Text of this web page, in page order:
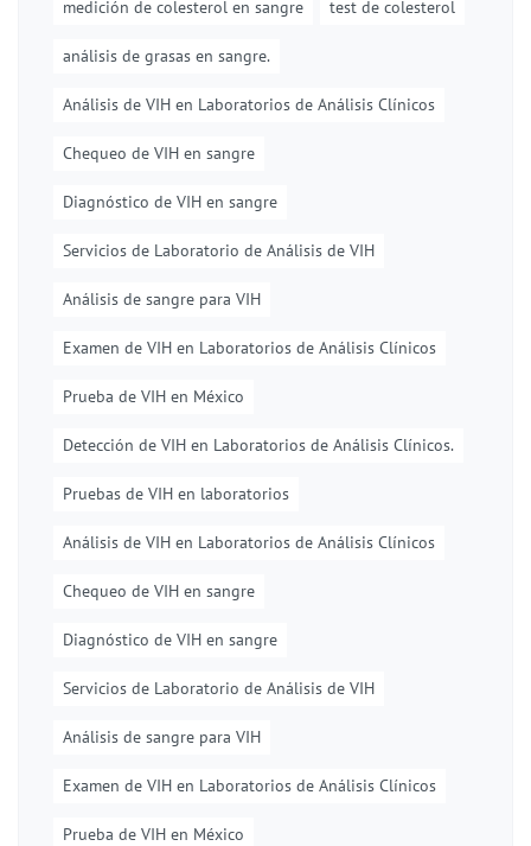
medición de colesterol en sangre test de colesterol
análisis de grasas en sangre.
Análisis de VIH en Laboratorios de Análisis Clínicos
Chequeo de VIH en sangre
Diagnóstico de VIH en sangre
Servicios de Laboratorio de Análisis de VIH
Análisis de sangre para VIH
Examen de VIH en Laboratorios de Análisis Clínicos
Prueba de VIH en México
Detección de VIH en Laboratorios de Análisis Clínicos.
Pruebas de VIH en laboratorios
Análisis de VIH en Laboratorios de Análisis Clínicos
Chequeo de VIH en sangre
Diagnóstico de VIH en sangre
Servicios de Laboratorio de Análisis de VIH
Análisis de sangre para VIH
Examen de VIH en Laboratorios de Análisis Clínicos
Prueba de VIH en México